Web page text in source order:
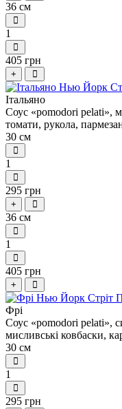
36 см
1
405 грн
+
Італьяно
Соус «pomodori pelati»,
томати, рукола,
30 см
1
295 грн
+
36 см
1
405 грн
+
Фрі
Соус «pomodori pelati»,
мисливські ковбаски,
30 см
1
295 грн